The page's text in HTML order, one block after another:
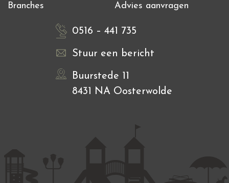
Branches
Advies aanvragen
0516 – 441 735
Stuur een bericht
Buurstede 11
8431 NA Oosterwolde